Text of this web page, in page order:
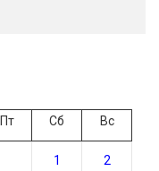
Пт Сб Вс
1 2